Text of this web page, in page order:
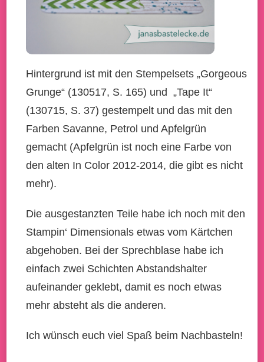
Hintergrund ist mit den Stempelsets „Gorgeous
Grunge“ (130517, S. 165) und „Tape It“
(130715, S. 37) gestempelt und das mit den
Farben Savanne, Petrol und Apfelgrün
gemacht (Apfelgrün ist noch eine Farbe von
den alten In Color 2012-2014, die gibt es nicht
mehr).
Die ausgestanzten Teile habe ich noch mit den
Stampin‘ Dimensionals etwas vom Kärtchen
abgehoben. Bei der Sprechblase habe ich
einfach zwei Schichten Abstandshalter
aufeinander geklebt, damit es noch etwas
mehr absteht als die anderen.
Ich wünsch euch viel Spaß beim Nachbasteln!